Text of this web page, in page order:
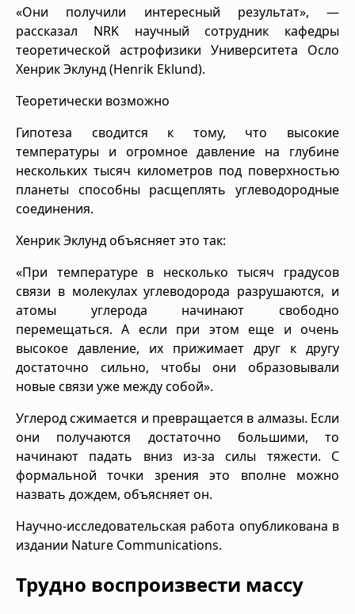
«Они получили интересный результат», —
рассказал NRK научный сотрудник кафедры
теоретической астрофизики Университета Осло
Хенрик Эклунд (Henrik Eklund).
Теоретически возможно
Гипотеза сводится к тому, что высокие
температуры и огромное давление на глубине
нескольких тысяч километров под поверхностью
планеты способны расщеплять углеводородные
соединения.
Хенрик Эклунд объясняет это так:
«При температуре в несколько тысяч градусов
связи в молекулах углеводорода разрушаются, и
атомы углерода начинают свободно
перемещаться. А если при этом еще и очень
высокое давление, их прижимает друг к другу
достаточно сильно, чтобы они образовывали
новые связи уже между собой».
Углерод сжимается и превращается в алмазы. Если
они получаются достаточно большими, то
начинают падать вниз из-за силы тяжести. С
формальной точки зрения это вполне можно
назвать дождем, объясняет он.
Научно-исследовательская работа опубликована в
издании Nature Communications.
Трудно воспроизвести массу